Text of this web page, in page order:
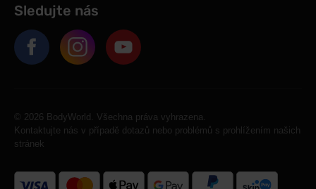
Sledujte nás
© 2026 BodyWorld. Všechna práva vyhrazena.
Kontaktujte nás v případě dotazů nebo problémů s prohlížením našich
stránek